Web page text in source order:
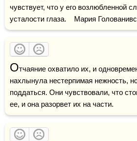
чувствует, что у его возлюбленной
усталости глаза.    Мария
Отчаяние охватило их, и
нахлынула нестерпимая нежность,
поддаться. Они чувствовали, что
ее, и она разорвет их на части.